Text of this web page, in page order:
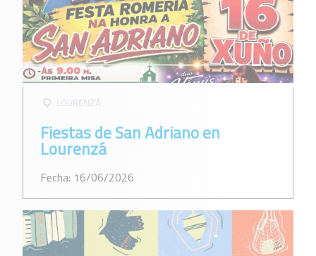
LOURENZÁ
Fiestas de San Adriano en
Lourenzá
Fecha: 16/06/2026